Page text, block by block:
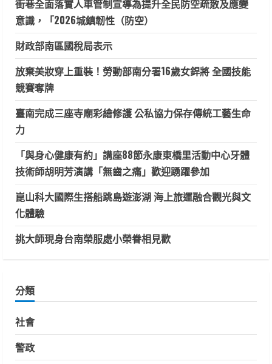
街巷全面落實人車管制宣導為提升全民防空疏散及應變
意識，「2026城鎮韌性（防空）
財政部南區國稅局表示
放棄美妝穿上重裝！勞動部南分署16歲女銲將 全國技能
競賽奪牌
臺南完成三座寺廟彩繪修護 公私協力保存傳統工藝生命
力
「與身心健康有約」講座88節永康東橋里活動中心牙體
技術師胡明芳演講「無齒之痛」歡迎踴躍參加
崑山科大國際生搭船跳島遊澎湖 海上旅運融合觀光與文
化體驗
挑大師現身台南榮服處小榮眷相見歡
分類
社會
警政